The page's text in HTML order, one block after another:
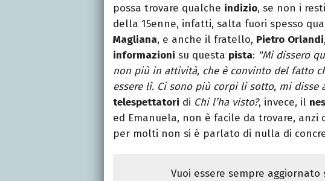
possa trovare qualche indizio, se non i
della 15enne, infatti, salta fuori spesso
Magliana, e anche il fratello, Pietro Orlandi
informazioni su questa pista: "Mi dissero
non più in attività, che è convinto del fatto
essere lì. Ci sono più corpi lì sotto, mi disse
telespettatori di Chi l’ha visto?, invece, il
ed Emanuela, non è facile da trovare, anzi
per molti non si è parlato di nulla di
Vuoi essere sempre aggiornato